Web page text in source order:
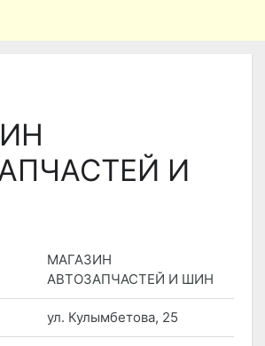
И
МАГАЗИН
АВТОЗАПЧАСТЕЙ И ШИН
ул. Кулымбетова, 25